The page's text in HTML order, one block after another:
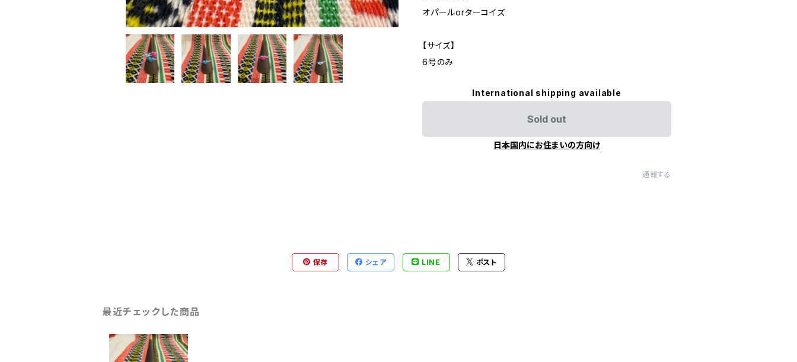
オパールorターコイズ
【サイズ】
6号のみ
International shipping available
Sold out
日本国内にお住まいの方向け
通報する
保存 シェア LINE ポスト
最近チェックした商品